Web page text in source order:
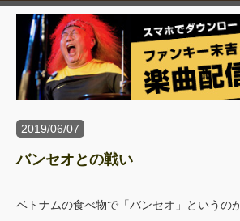
2019/06/07
バンセオとの戦い
ベトナムの食べ物で「バンセオ」というの